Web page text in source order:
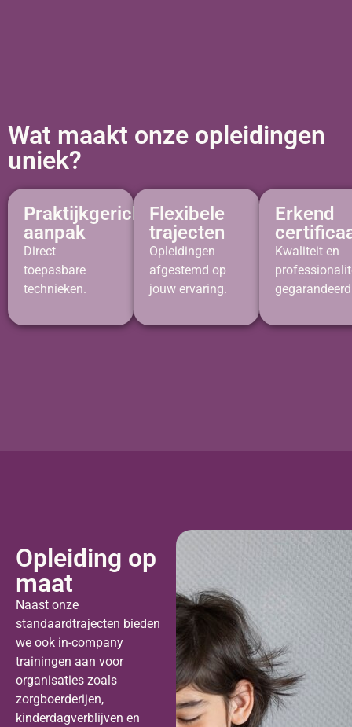
Wat maakt onze opleidingen
uniek?
Praktijkgerichte
aanpak
Direct
toepasbare
technieken.
Flexibele
trajecten
Opleidingen
afgestemd op
jouw ervaring.
Erkend
Kwaliteit en
Opleiding op
maat
Naast onze
standaardtrajecten bieden
we ook in-company
trainingen aan voor
organisaties zoals
zorgboerderijen,
kinderdagverblijven en